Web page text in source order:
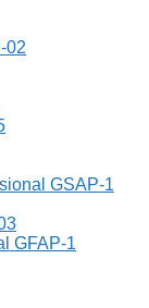
02
GSAP-1
GFAP-1